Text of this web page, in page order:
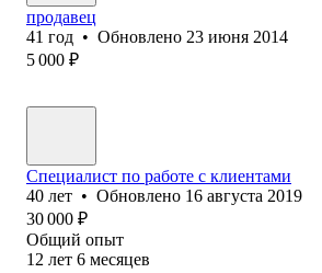
продавец
41 год • Обновлено 23 июня 2014
5 000 ₽
Специалист по работе с клиентами
40 лет • Обновлено 16 августа 2019
30 000 ₽
Общий опыт
12 лет 6 месяцев